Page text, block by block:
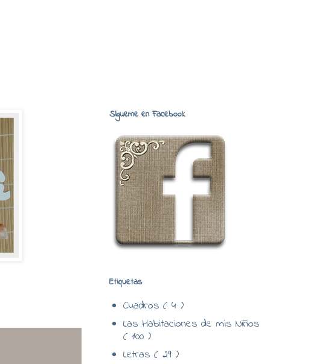
Sígueme en Facebook
Etiquetas
Cuadros ( 4 )
Las Habitaciones de mis Niños
( 100 )
Letras ( 29 )